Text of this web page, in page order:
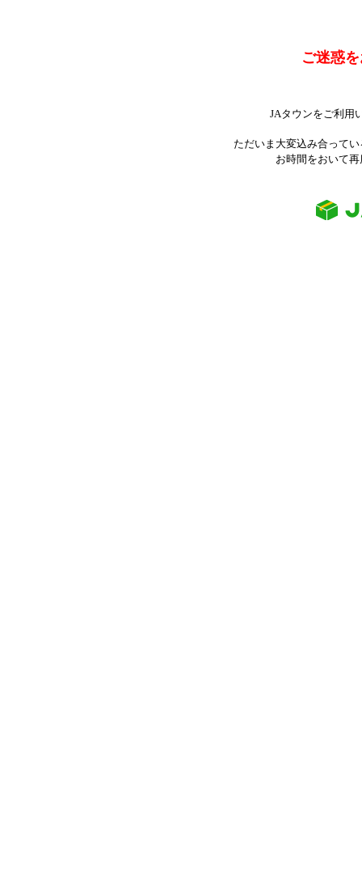
ご迷惑
JAタウンをご利用
ただいま大変込み合って
お時間をおいて